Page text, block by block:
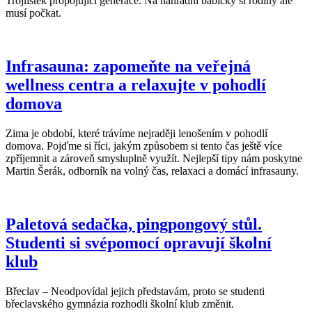
musí počkat.
Infrasauna: zapomeňte na veřejná
wellness centra a relaxujte v pohodlí
domova
Zima je období, které trávíme nejraději lenošením v pohodlí
domova. Pojďme si říci, jakým způsobem si tento čas ještě více
zpříjemnit a zároveň smysluplně využít. Nejlepší tipy nám poskytne
Martin Šerák, odborník na volný čas, relaxaci a domácí infrasauny.
Paletová sedačka, pingpongový stůl.
Studenti si svépomocí opravují školní
klub
Břeclav – Neodpovídal jejich představám, proto se studenti
břeclavského gymnázia rozhodli školní klub změnit.